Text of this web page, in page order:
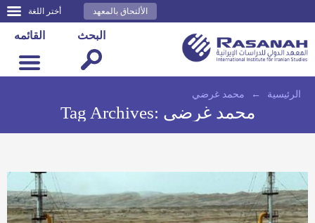
أختر اللغة الألتحاق بالمعهد
القائمه البحث
الرئيسية ← محمد غرضي
Tag Archives: محمد غرضي